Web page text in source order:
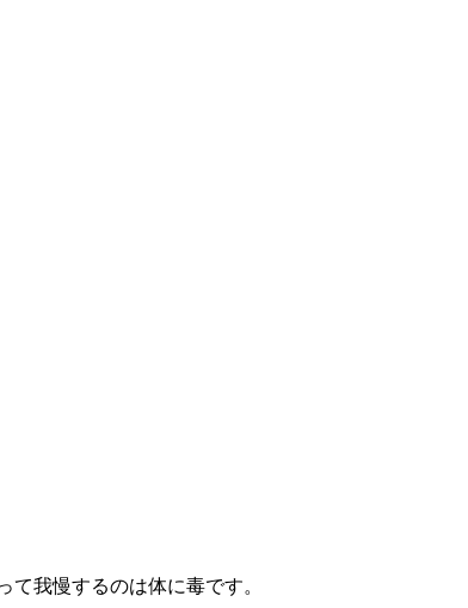
我慢するのは体に毒です。